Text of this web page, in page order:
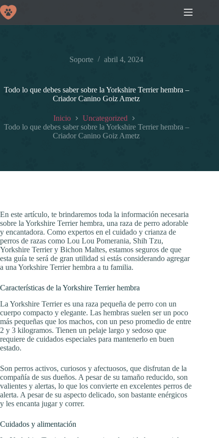
Saltar
al
contenido
Soporte abril 4, 2024
Todo lo que debes saber sobre la Yorkshire Terrier hembra –
Criador Canino Goiz Ametz
Inicio
Uncategorized
Todo lo que debes saber sobre la Yorkshire Terrier hembra –
Criador Canino Goiz Ametz
En este artículo, te brindaremos toda la información necesaria
sobre la Yorkshire Terrier hembra, una raza de perro adorable
y encantadora. Como expertos en el cuidado y crianza de
perros de razas como Lou Lou Pomerania, Shih Tzu,
Yorkshire Terrier y Bichon Maltes, estamos seguros de que
esta guía te será de gran utilidad si estás considerando agregar
a una Yorkshire Terrier hembra a tu familia.
Características de la Yorkshire Terrier hembra
La Yorkshire Terrier es una raza pequeña de perro con un
cuerpo compacto y elegante. Las hembras suelen ser un poco
más pequeñas que los machos, con un peso promedio de entre
2 y 3 kilogramos. Tienen un pelaje largo y sedoso que
requiere de cuidados especiales para mantenerlo en buen
estado.
Son perros activos, curiosos y afectuosos, que disfrutan de la
compañía de sus dueños. A pesar de su tamaño reducido, son
valientes y alertas, lo que los convierte en excelentes perros de
alerta. A pesar de su aspecto delicado, son bastante enérgicos
y les encanta jugar y correr.
Cuidados y alimentación